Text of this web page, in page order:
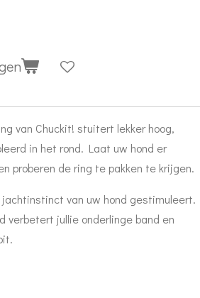
van Chuckit! stuitert lekker hoog,
in het rond. Laat uw hond er
proberen de ring te pakken te krijgen.
van uw hond gestimuleert.
verbetert jullie onderlinge band en